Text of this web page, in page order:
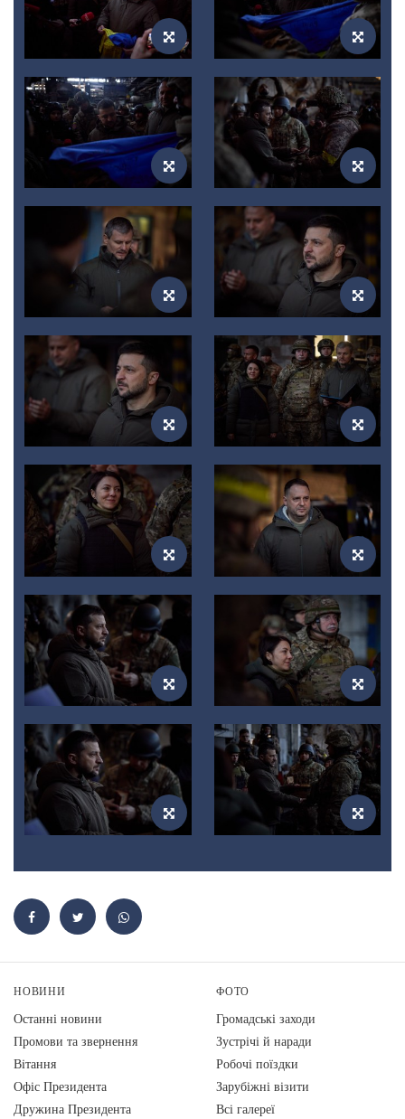
НОВИНИ
Останні новини
Промови та звернення
Вiтання
Офіс Президента
Дружина Президента
ФОТО
Громадські заходи
Зустрічі й наради
Робочі поїздки
Зарубіжні візити
Всі галереї